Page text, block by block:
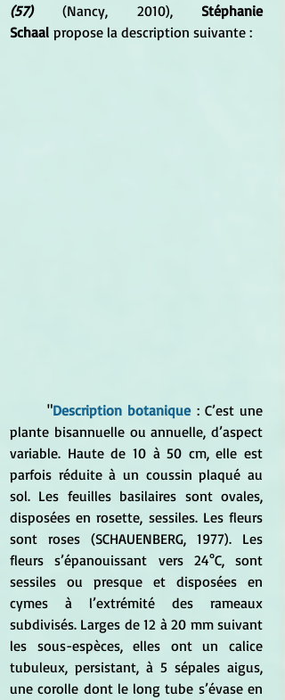
(57) (Nancy, 2010), Stéphanie
Schaal propose la description suivante :
	"
Description botanique : C’est une
plante bisannuelle ou annuelle, d’aspect
variable. Haute de 10 à 50 cm, elle est
parfois réduite à un coussin plaqué au
sol. Les feuilles basilaires sont ovales,
disposées en rosette, sessiles. Les fleurs
sont roses (SCHAUENBERG, 1977). Les
fleurs s’épanouissant vers 24°C, sont
sessiles ou presque et disposées en
cymes à l’extrémité des rameaux
subdivisés. Larges de 12 à 20 mm suivant
les sous-espèces, elles ont un calice
tubuleux, persistant, à 5 sépales aigus,
une corolle dont le long tube s’évase en